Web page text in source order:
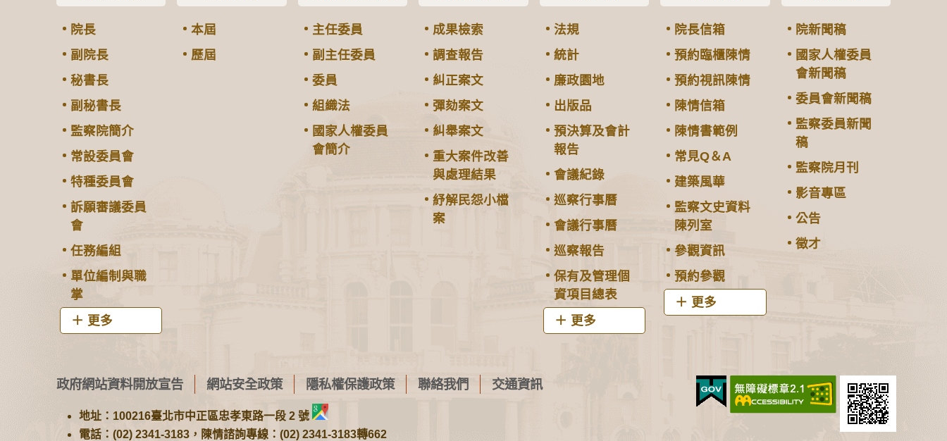
院長
副院長
秘書長
副秘書長
監察院簡介
常設委員會
特種委員會
訴願審議委員
會
任務編組
單位編制與職
掌
更多
本屆
歷屆
主任委員
副主任委員
委員
組織法
國家人權委員
會簡介
成果檢索
調查報告
糾正案文
彈劾案文
糾舉案文
重大案件改善
與處理結果
紓解民怨小檔
案
法規
統計
廉政園地
出版品
預決算及會計
報告
會議紀錄
巡察行事曆
會議行事曆
巡察報告
保有及管理個
資項目總表
更多
院長信箱
預約臨櫃陳情
預約視訊陳情
陳情信箱
陳情書範例
常見Q＆A
建築風華
監察文史資料
陳列室
參觀資訊
預約參觀
更多
院新聞稿
國家人權委員
會新聞稿
委員會新聞稿
監察委員新聞
稿
監察院月刊
影音專區
公告
徵才
政府網站資料開放宣告 網站安全政策 隱私權保護政策 聯絡我們 交通資訊
地址：100216臺北市中正區忠孝東路一段 2 號
電話：(02) 2341-3183，陳情諮詢專線：(02) 2341-3183轉662